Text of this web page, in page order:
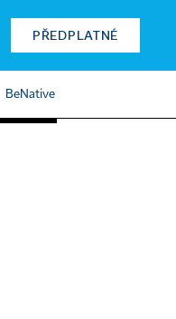
PŘEDPLATNÉ
BeNative